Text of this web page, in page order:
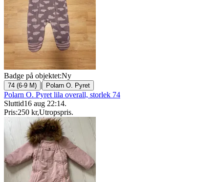
Badge på objektet:Ny
74 (6-9 M) | Polarn O. Pyret
Polarn O. Pyret lila overall, storlek 74
Sluttid16 aug 22:14.
Pris:250 kr,Utropspris.